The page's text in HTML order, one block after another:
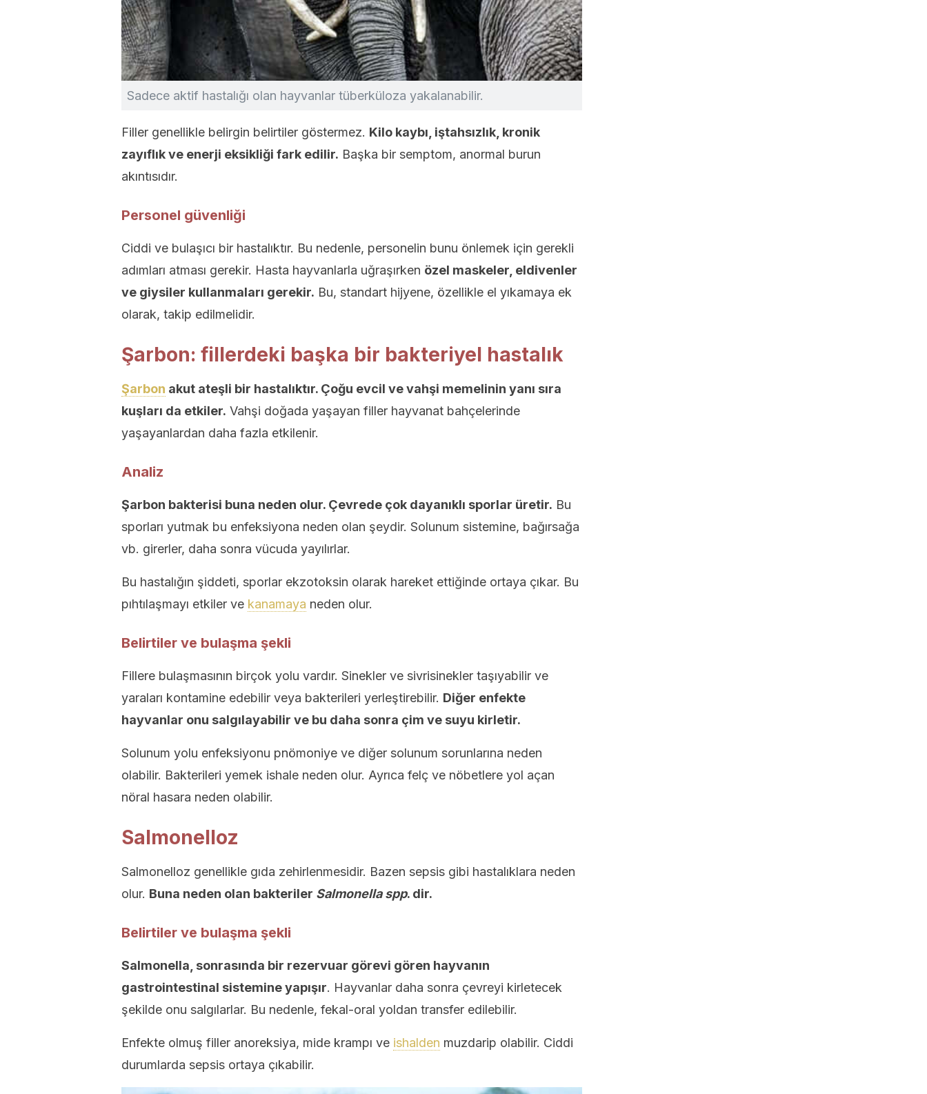
Sadece aktif hastalığı olan hayvanlar tüberküloza yakalanabilir.
Filler genellikle belirgin belirtiler göstermez. Kilo kaybı, iştahsızlık, kronik
zayıflık ve enerji eksikliği fark edilir. Başka bir semptom, anormal burun
akıntısıdır.
Personel güvenliği
Ciddi ve bulaşıcı bir hastalıktır. Bu nedenle, personelin bunu önlemek için gerekli
adımları atması gerekir. Hasta hayvanlarla uğraşırken özel maskeler, eldivenler
ve giysiler kullanmaları gerekir. Bu, standart hijyene, özellikle el yıkamaya ek
olarak, takip edilmelidir.
Şarbon: fillerdeki başka bir bakteriyel hastalık
Şarbon akut ateşli bir hastalıktır. Çoğu evcil ve vahşi memelinin yanı sıra
kuşları da etkiler. Vahşi doğada yaşayan filler hayvanat bahçelerinde
yaşayanlardan daha fazla etkilenir.
Analiz
Şarbon bakterisi buna neden olur. Çevrede çok dayanıklı sporlar üretir. Bu
sporları yutmak bu enfeksiyona neden olan şeydir. Solunum sistemine, bağırsağa
vb. girerler, daha sonra vücuda yayılırlar.
Bu hastalığın şiddeti, sporlar ekzotoksin olarak hareket ettiğinde ortaya çıkar. Bu
pıhtılaşmayı etkiler ve kanamaya neden olur.
Belirtiler ve bulaşma şekli
Fillere bulaşmasının birçok yolu vardır. Sinekler ve sivrisinekler taşıyabilir ve
yaraları kontamine edebilir veya bakterileri yerleştirebilir. Diğer enfekte
hayvanlar onu salgılayabilir ve bu daha sonra çim ve suyu kirletir.
Solunum yolu enfeksiyonu pnömoniye ve diğer solunum sorunlarına neden
olabilir. Bakterileri yemek ishale neden olur. Ayrıca felç ve nöbetlere yol açan
nöral hasara neden olabilir.
Salmonelloz
Salmonelloz genellikle gıda zehirlenmesidir. Bazen sepsis gibi hastalıklara neden
olur. Buna neden olan bakteriler Salmonella spp. dir.
Belirtiler ve bulaşma şekli
Salmonella, sonrasında bir rezervuar görevi gören hayvanın
gastrointestinal sistemine yapışır. Hayvanlar daha sonra çevreyi kirletecek
şekilde onu salgılarlar. Bu nedenle, fekal-oral yoldan transfer edilebilir.
Enfekte olmuş filler anoreksiya, mide krampı ve ishalden muzdarip olabilir. Ciddi
durumlarda sepsis ortaya çıkabilir.